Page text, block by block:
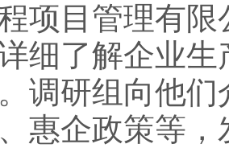
项目管理有
细了解企业
调研组向他
惠企政策等